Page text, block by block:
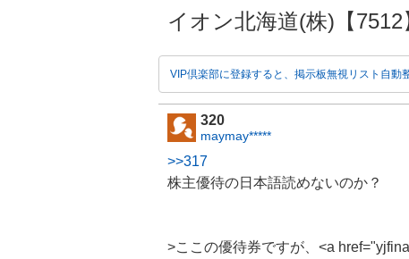
イオン北海道(株)【
VIP倶楽部に登録すると、掲示板無視リスト自動
320
maymay*****
>>317
株主優待の日本語読めないのか？
>ここの優待券ですが、<a